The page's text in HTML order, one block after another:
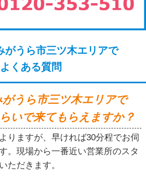
がうら市三ツ木エリアで
よくある質問
うら市三ツ木エリアで
いで来てもらえますか？
りますが、早ければ30分程でお伺
。現場から一番近い営業所のスタ
ただきます。